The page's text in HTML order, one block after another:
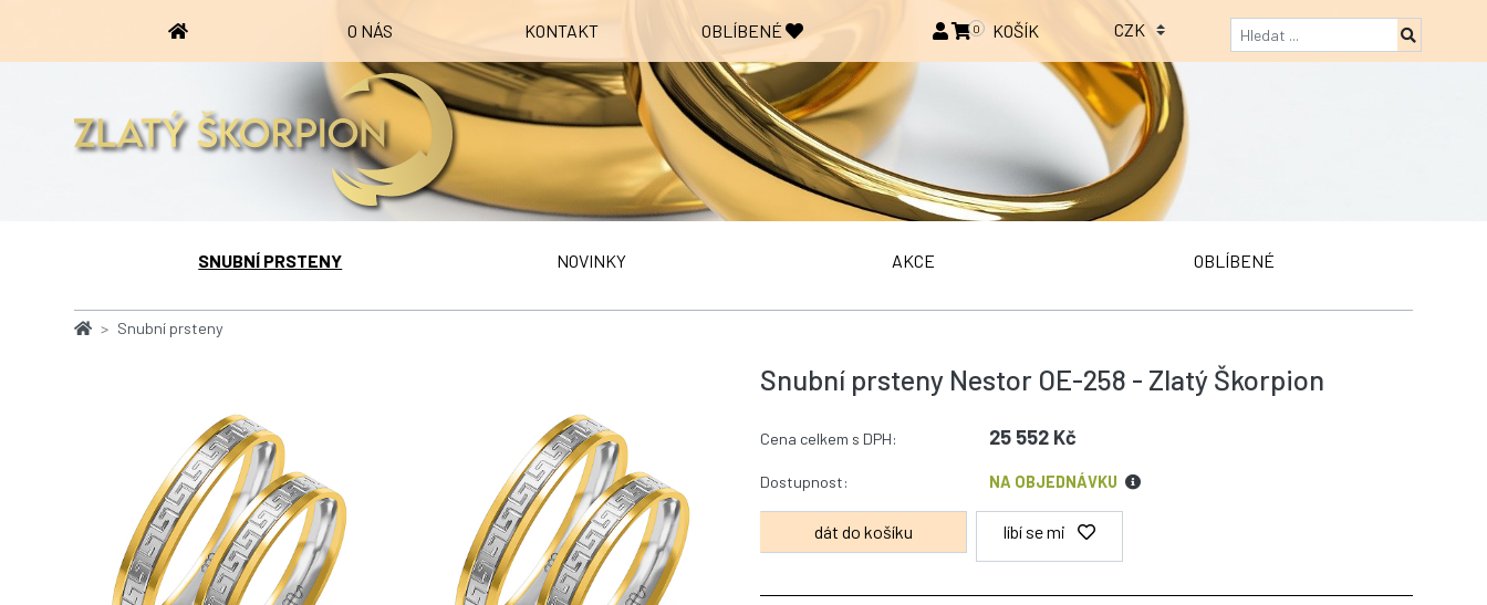
O NÁS KONTAKT OBLÍBENÉ 0 KOŠÍK
SNUBNÍ PRSTENY NOVINKY AKCE OBLÍBENÉ
Snubní prsteny
Snubní prsteny Nestor OE-258 - Zlatý Škorpion
Cena celkem s DPH: 25 552 Kč
Dostupnost: NA OBJEDNÁVKU
líbí se mi